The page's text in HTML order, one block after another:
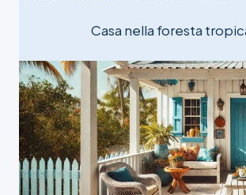
Casa nella foresta